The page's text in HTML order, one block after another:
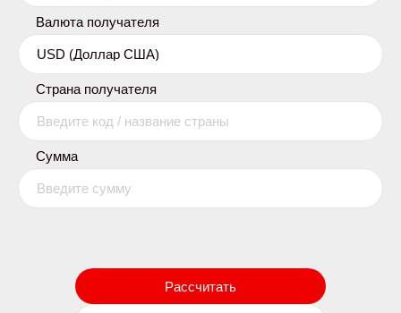
Валюта получателя
Страна получателя
Сумма
Рассчитать